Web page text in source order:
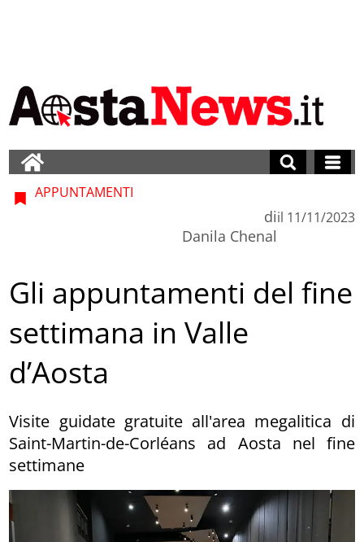
APPUNTAMENTI
di
Danila Chenal
il 11/11/2023
Gli appuntamenti del fine
settimana in Valle
d’Aosta
Visite guidate gratuite all'area megalitica di
Saint-Martin-de-Corléans ad Aosta nel fine
settimane